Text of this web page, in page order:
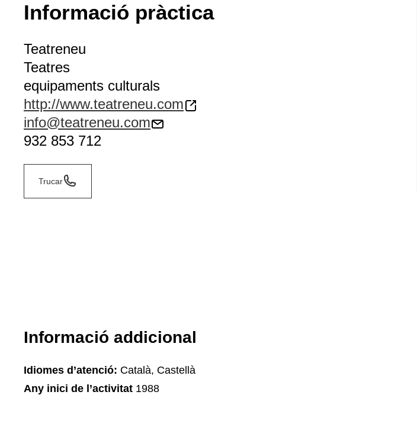
Informació pràctica
Teatreneu
Teatres
equipaments culturals
http://www.teatreneu.com
info@teatreneu.com
932 853 712
Trucar
Informació addicional
Idiomes d’atenció: Català, Castellà
Any inici de l’activitat 1988